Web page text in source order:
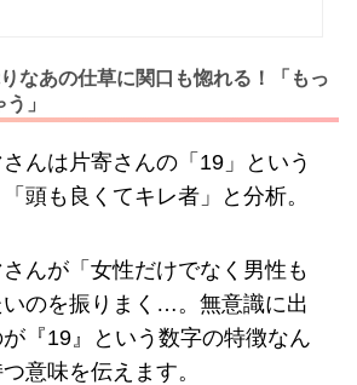
なあの仕草に関口も惚れる！「もっ
」
んは片寄さんの「19」という
頭も良くてキレ者」と分析。
んが「女性だけでなく男性も
のを振りまく…。無意識に出
『19』という数字の特徴なん
意味を伝えます。